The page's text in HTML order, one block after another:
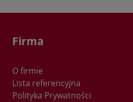
Firma
O firmie
Lista referencyjna
Polityka Prywatności